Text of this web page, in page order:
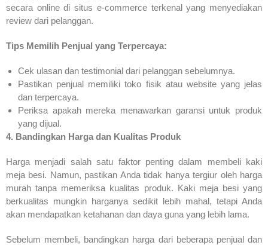
secara online di situs e-commerce terkenal yang menyediakan
review dari pelanggan.
Tips Memilih Penjual yang Terpercaya:
Cek ulasan dan testimonial dari pelanggan sebelumnya.
Pastikan penjual memiliki toko fisik atau website yang jelas
dan terpercaya.
Periksa apakah mereka menawarkan garansi untuk produk
yang dijual.
4. Bandingkan Harga dan Kualitas Produk
Harga menjadi salah satu faktor penting dalam membeli kaki
meja besi. Namun, pastikan Anda tidak hanya tergiur oleh harga
murah tanpa memeriksa kualitas produk. Kaki meja besi yang
berkualitas mungkin harganya sedikit lebih mahal, tetapi Anda
akan mendapatkan ketahanan dan daya guna yang lebih lama.
Sebelum membeli, bandingkan harga dari beberapa penjual dan